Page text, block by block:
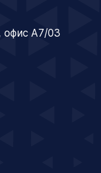
офис А7/03